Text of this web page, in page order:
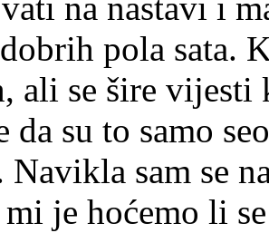
na nastavi i
pola sata.
ali se šire vijesti
da su to samo
Navikla sam se
mi je hoćemo li